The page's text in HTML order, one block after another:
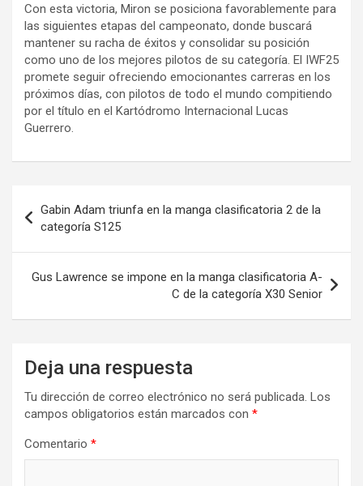
Con esta victoria, Miron se posiciona favorablemente para
las siguientes etapas del campeonato, donde buscará
mantener su racha de éxitos y consolidar su posición
como uno de los mejores pilotos de su categoría. El IWF25
promete seguir ofreciendo emocionantes carreras en los
próximos días, con pilotos de todo el mundo compitiendo
por el título en el Kartódromo Internacional Lucas
Guerrero.
de
entradas
Gabin Adam triunfa en la manga clasificatoria 2 de la
categoría S125
Gus Lawrence se impone en la manga clasificatoria A-
C de la categoría X30 Senior
Deja una respuesta
Tu dirección de correo electrónico no será publicada. Los
campos obligatorios están marcados con *
Comentario *